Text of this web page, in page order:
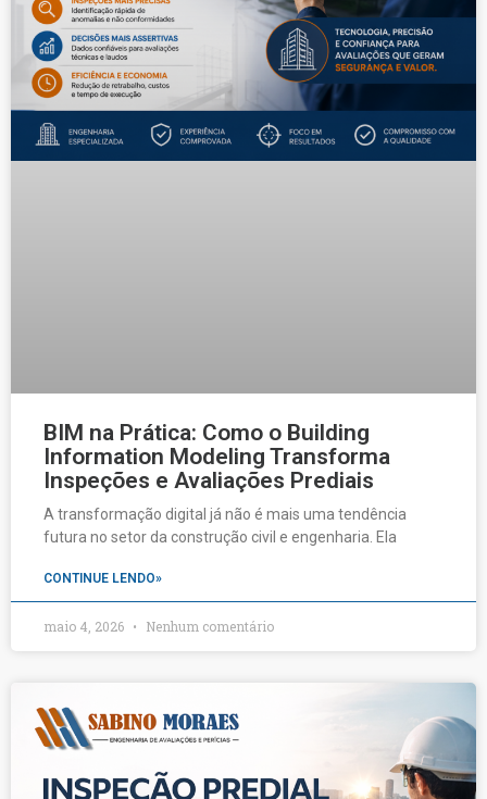
BIM na Prática: Como o Building
Information Modeling Transforma
Inspeções e Avaliações Prediais
A transformação digital já não é mais uma tendência
futura no setor da construção civil e engenharia. Ela
CONTINUE LENDO»
maio 4, 2026 Nenhum comentário